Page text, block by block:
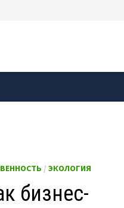
/ ЭКОЛОГИЯ
бизнес-